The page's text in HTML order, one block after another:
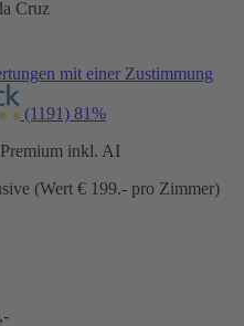
Cruz
mit einer Zustimmung
(1191) 81%
inkl. AI
(Wert € 199.- pro Zimmer)